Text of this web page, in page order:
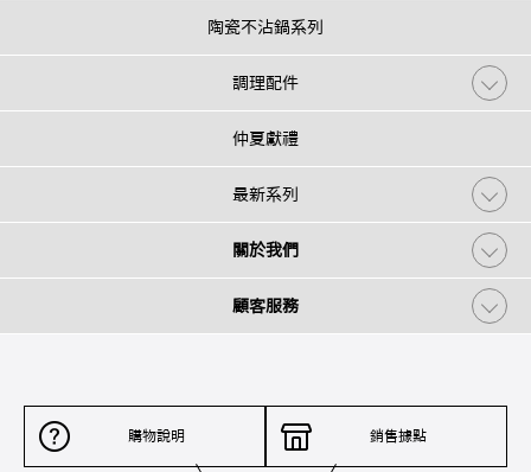
陶瓷不沾鍋系列
調理配件
仲夏獻禮
最新系列
關於我們
顧客服務
購物說明 銷售據點